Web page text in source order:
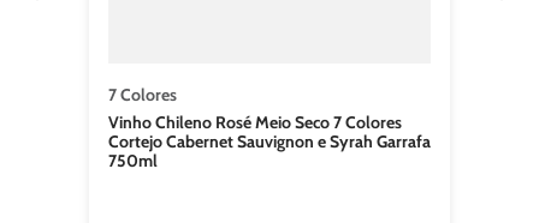
7 Colores
Vinho Chileno Rosé Meio Seco 7 Colores
Cortejo Cabernet Sauvignon e Syrah Garrafa
750ml